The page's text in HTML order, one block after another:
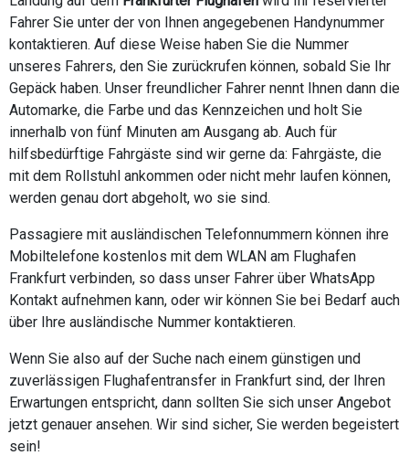
Fahrer Sie unter der von Ihnen angegebenen Handynummer
kontaktieren. Auf diese Weise haben Sie die Nummer
unseres Fahrers, den Sie zurückrufen können, sobald Sie Ihr
Gepäck haben. Unser freundlicher Fahrer nennt Ihnen dann die
Automarke, die Farbe und das Kennzeichen und holt Sie
innerhalb von fünf Minuten am Ausgang ab. Auch für
hilfsbedürftige Fahrgäste sind wir gerne da: Fahrgäste, die
mit dem Rollstuhl ankommen oder nicht mehr laufen können,
werden genau dort abgeholt, wo sie sind.
Passagiere mit ausländischen Telefonnummern können ihre
Mobiltelefone kostenlos mit dem WLAN am Flughafen
Frankfurt verbinden, so dass unser Fahrer über WhatsApp
Kontakt aufnehmen kann, oder wir können Sie bei Bedarf auch
über Ihre ausländische Nummer kontaktieren.
Wenn Sie also auf der Suche nach einem günstigen und
zuverlässigen Flughafentransfer in Frankfurt sind, der Ihren
Erwartungen entspricht, dann sollten Sie sich unser Angebot
jetzt genauer ansehen. Wir sind sicher, Sie werden begeistert
sein!